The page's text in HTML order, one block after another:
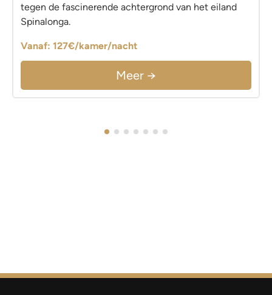
tegen de fascinerende achtergrond van het eiland
Spinalonga.
Vanaf: 127€/kamer/nacht
Meer →